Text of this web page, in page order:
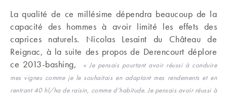
La qualité de ce millésime dépendra beaucoup de la
capacité des hommes à avoir limité les effets des
caprices naturels. Nicolas Lesaint du Château de
Reignac, à la suite des propos de Derencourt déplore
ce 2013-bashing,
« Je pensais pourtant avoir réussi à conduire
mes vignes comme je le souhaitais en adaptant mes rendements et en
rentrant 40 hl/ha de raisin, comme d’habitude. Je pensais avoir réussi à